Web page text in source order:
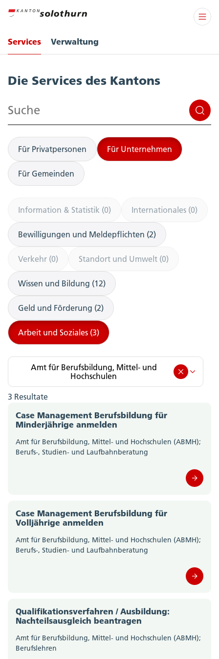
Services Verwaltung
Die Services des Kantons
Suchen
Für Privatpersonen Für Unternehmen
Für Gemeinden
Information & Statistik (0) Internationales (0)
Bewilligungen und Meldepflichten (2)
Verkehr (0) Standort und Umwelt (0)
Wissen und Bildung (12)
Geld und Förderung (2)
Arbeit und Soziales (3)
Amt für Berufsbildung, Mittel- und
Hochschulen
Amt für Berufsbildung, Mittel- und Hochschulen
(3)
Amt für Geoinformation (0)
Amt für Kultur und Sport (0)
Amt für Landwirtschaft (0)
Amt für Umwelt (0)
Amt für Verkehr und Tiefbau (0)
3 Resultate
Case Management Berufsbildung für
Minderjährige anmelden
Amt für Berufsbildung, Mittel- und Hochschulen (ABMH);
Berufs-, Studien- und Laufbahnberatung
Case Management Berufsbildung für
Volljährige anmelden
Amt für Berufsbildung, Mittel- und Hochschulen (ABMH);
Berufs-, Studien- und Laufbahnberatung
Qualifikationsverfahren / Ausbildung:
Nachteilsausgleich beantragen
Amt für Berufsbildung, Mittel- und Hochschulen (ABMH);
Berufslehren